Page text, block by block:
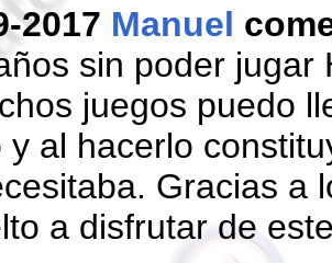
2017 Manuel
sin poder jugar
juegos puedo
y al hacerlo
Gracias a
a disfrutar de